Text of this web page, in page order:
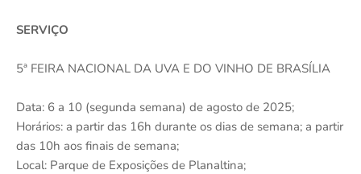
SERVIÇO
5ª FEIRA NACIONAL DA UVA E DO VINHO DE BRASÍLIA
Data: 6 a 10 (segunda semana) de agosto de 2025;
Horários: a partir das 16h durante os dias de semana; a partir
das 10h aos finais de semana;
Local: Parque de Exposições de Planaltina;